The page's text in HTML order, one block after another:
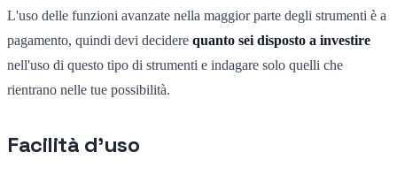
L'uso delle funzioni avanzate nella maggior parte degli strumenti è a
pagamento, quindi devi decidere quanto sei disposto a investire
nell'uso di questo tipo di strumenti e indagare solo quelli che
rientrano nelle tue possibilità.
Facilità d'uso